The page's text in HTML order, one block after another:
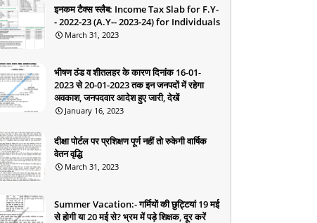
इनकम टैक्स स्लैब: Income Tax Slab for F.Y-
- 2022-23 (A.Y-- 2023-24) for Individuals
March 31, 2023
भीषण ठंड व शीतलहर के कारण दिनांक 16-01-
2023 से 20-01-2023 तक इन जनपदों में रहेगा
अवकाश, जनपदवार आदेश हुए जारी, देखें
January 16, 2023
दीक्षा पोर्टल पर प्रशिक्षण पूर्ण नहीं तो रुकेगी वार्षिक
वेतन वृद्धि
March 31, 2023
Summer Vacation:- गर्मियों की छुट्टियां 19 मई
से होगी या 20 मई से? भ्रम में पड़े शिक्षक, दूर करें